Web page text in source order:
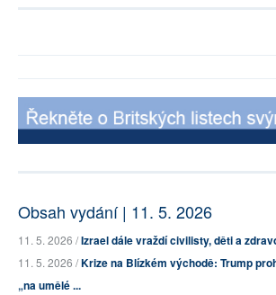
Obsah vydání | 11. 5. 2026
11. 5. 2026 /Izrael dále vraždí civilisty, děti a
11. 5. 2026 /Krize na Blízkém východě: Trump
„na umělé ...